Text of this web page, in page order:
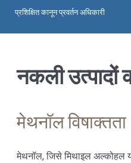
प्रशिक्षित कानून प्रवर्तन अधिकारी
नकली उत्पादों
मेथनॉल विषाक्तता
मेथनॉल, जिसे मिथाइल अल्कोहल